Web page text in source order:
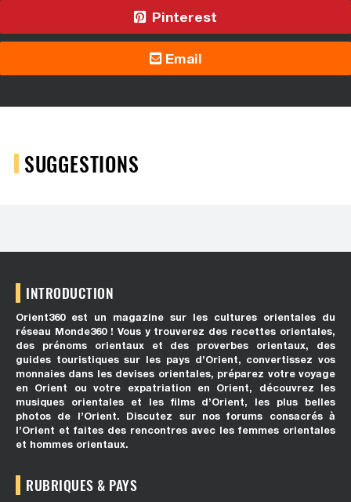
Pinterest
Email
SUGGESTIONS
INTRODUCTION
Orient360 est un magazine sur les cultures orientales du
réseau Monde360 ! Vous y trouverez des recettes orientales,
des prénoms orientaux et des proverbes orientaux, des
guides touristiques sur les pays d’Orient, convertissez vos
monnaies dans les devises orientales, préparez votre voyage
en Orient ou votre expatriation en Orient, découvrez les
musiques orientales et les films d’Orient, les plus belles
photos de l’Orient. Discutez sur nos forums consacrés à
l’Orient et faites des rencontres avec les femmes orientales
et hommes orientaux.
RUBRIQUES & PAYS